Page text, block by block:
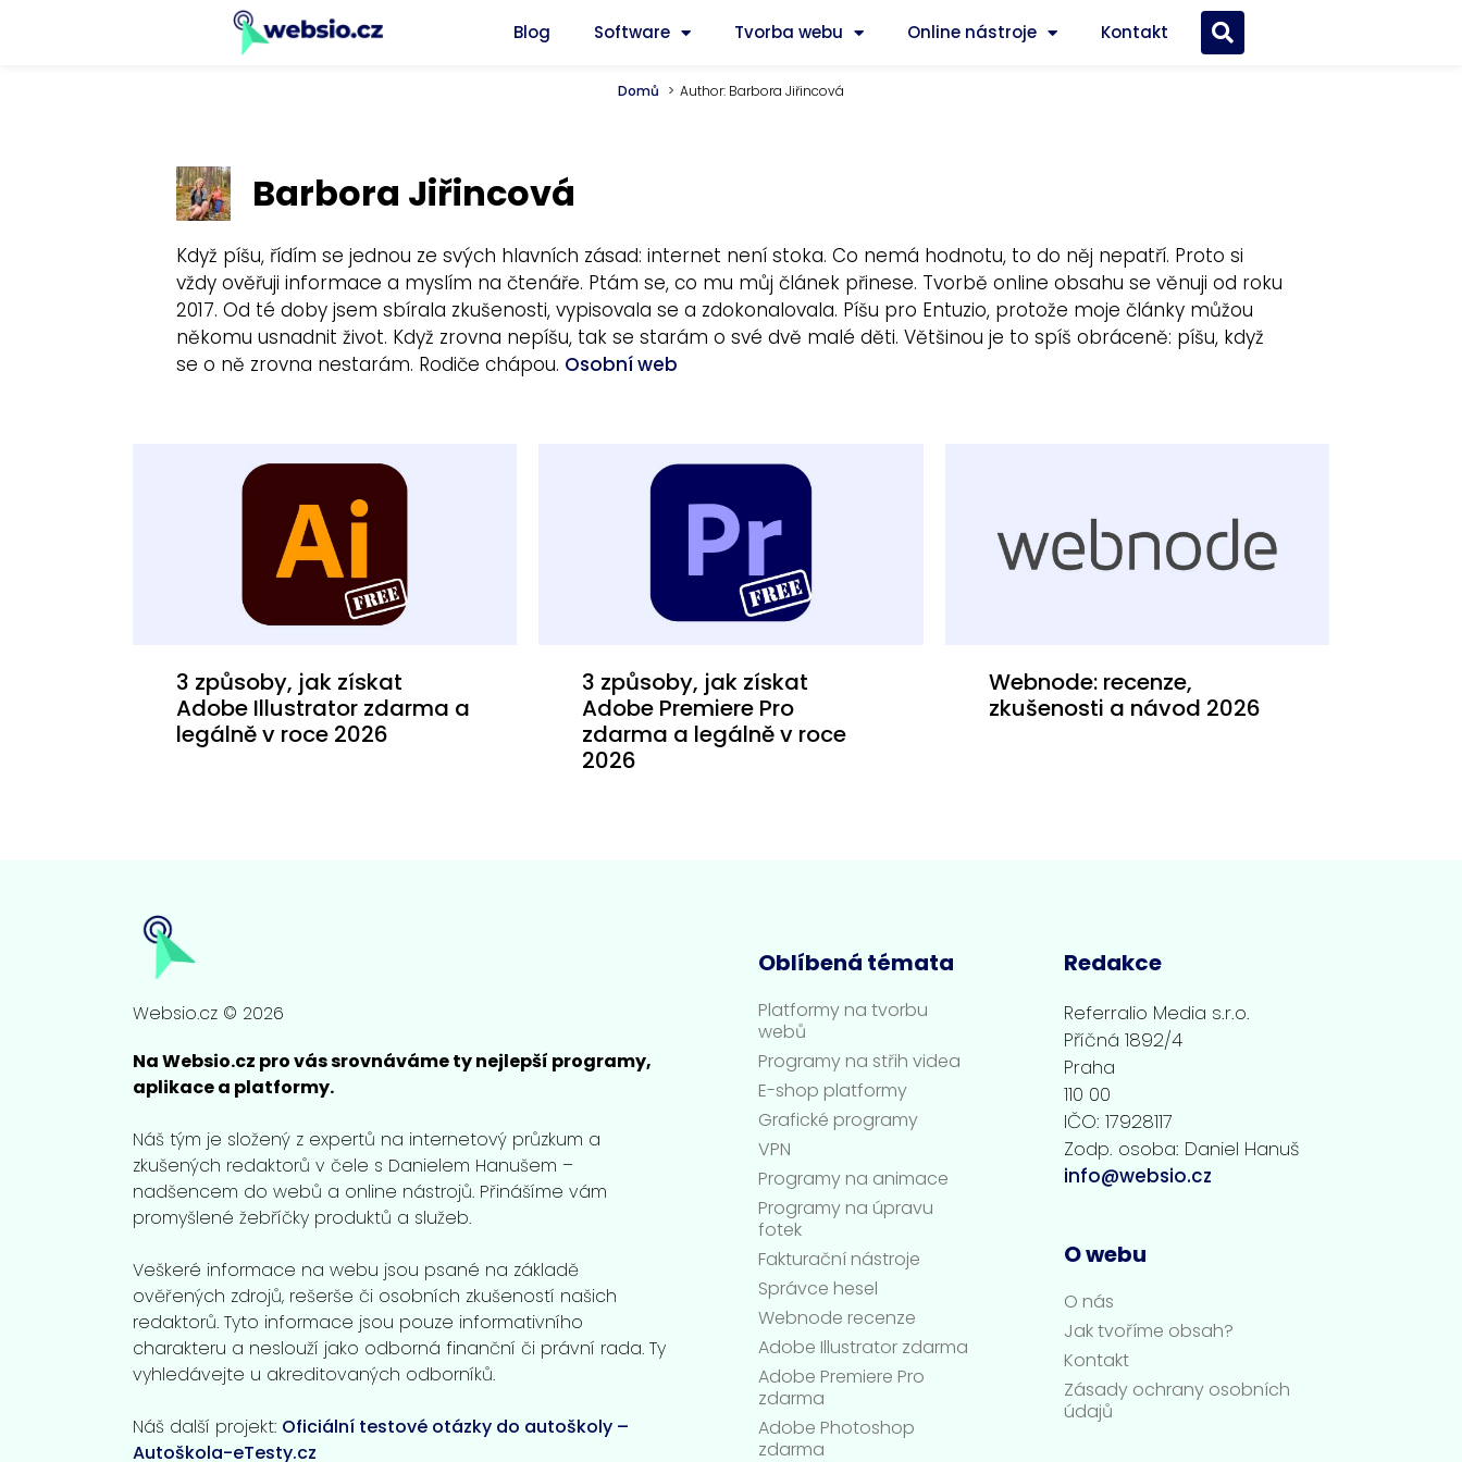
Blog Software Tvorba webu Online nástroje Kontakt
Domů Author: Barbora Jiřincová
Barbora Jiřincová
Když píšu, řídím se jednou ze svých hlavních zásad: internet není stoka. Co nemá hodnotu, to do něj nepatří. Proto si
vždy ověřuji informace a myslím na čtenáře. Ptám se, co mu můj článek přinese. Tvorbě online obsahu se věnuji od roku
2017. Od té doby jsem sbírala zkušenosti, vypisovala se a zdokonalovala. Píšu pro Entuzio, protože moje články můžou
někomu usnadnit život. Když zrovna nepíšu, tak se starám o své dvě malé děti. Většinou je to spíš obráceně: píšu, když
se o ně zrovna nestarám. Rodiče chápou. Osobní web
3 způsoby, jak získat
Adobe Illustrator zdarma a
legálně v roce 2026
3 způsoby, jak získat
Adobe Premiere Pro
zdarma a legálně v roce
2026
Webnode: recenze,
zkušenosti a návod 2026
Websio.cz © 2026
Na Websio.cz pro vás srovnáváme ty nejlepší programy,
aplikace a platformy.
Náš tým je složený z expertů na internetový průzkum a
zkušených redaktorů v čele s Danielem Hanušem –
nadšencem do webů a online nástrojů. Přinášíme vám
promyšlené žebříčky produktů a služeb.
Veškeré informace na webu jsou psané na základě
ověřených zdrojů, rešerše či osobních zkušeností našich
redaktorů. Tyto informace jsou pouze informativního
charakteru a neslouží jako odborná finanční či právní rada. Ty
vyhledávejte u akreditovaných odborníků.
Náš další projekt: Oficiální testové otázky do autoškoly –
Autoškola-eTesty.cz
Oblíbená témata
Platformy na tvorbu
webů
Programy na střih videa
E-shop platformy
Grafické programy
VPN
Programy na animace
Programy na úpravu
fotek
Fakturační nástroje
Správce hesel
Webnode recenze
Adobe Illustrator zdarma
Adobe Premiere Pro
zdarma
Adobe Photoshop
zdarma
Redakce
Referralio Media s.r.o.
Příčná 1892/4
Praha
110 00
IČO: 17928117
Zodp. osoba: Daniel Hanuš
info@websio.cz
O webu
O nás
Jak tvoříme obsah?
Kontakt
Zásady ochrany osobních
údajů